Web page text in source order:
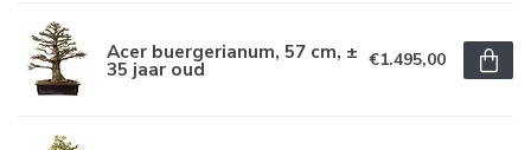
Acer buergerianum, 57 cm, ±
35 jaar oud €1.495,00